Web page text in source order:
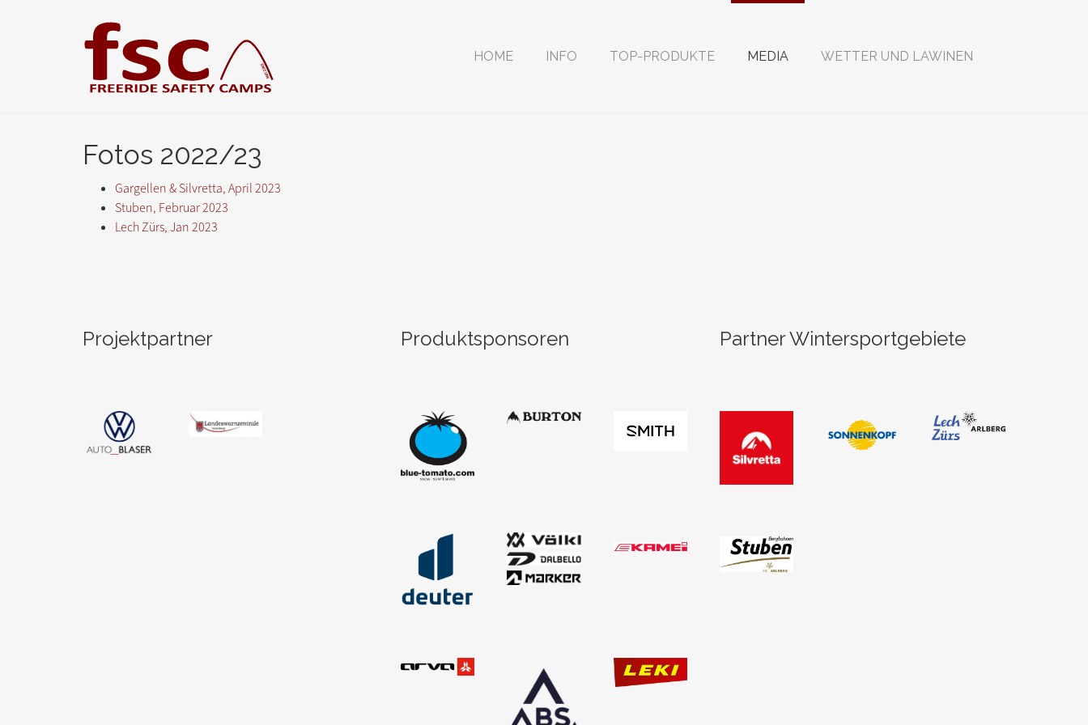
HOME INFO TOP-PRODUKTE MEDIA WETTER UND LAWINEN
Fotos 2022/23
Gargellen & Silvretta, April 2023
Stuben, Februar 2023
Lech Zürs, Jan 2023
Projektpartner Produktsponsoren Partner Wintersportgebiete